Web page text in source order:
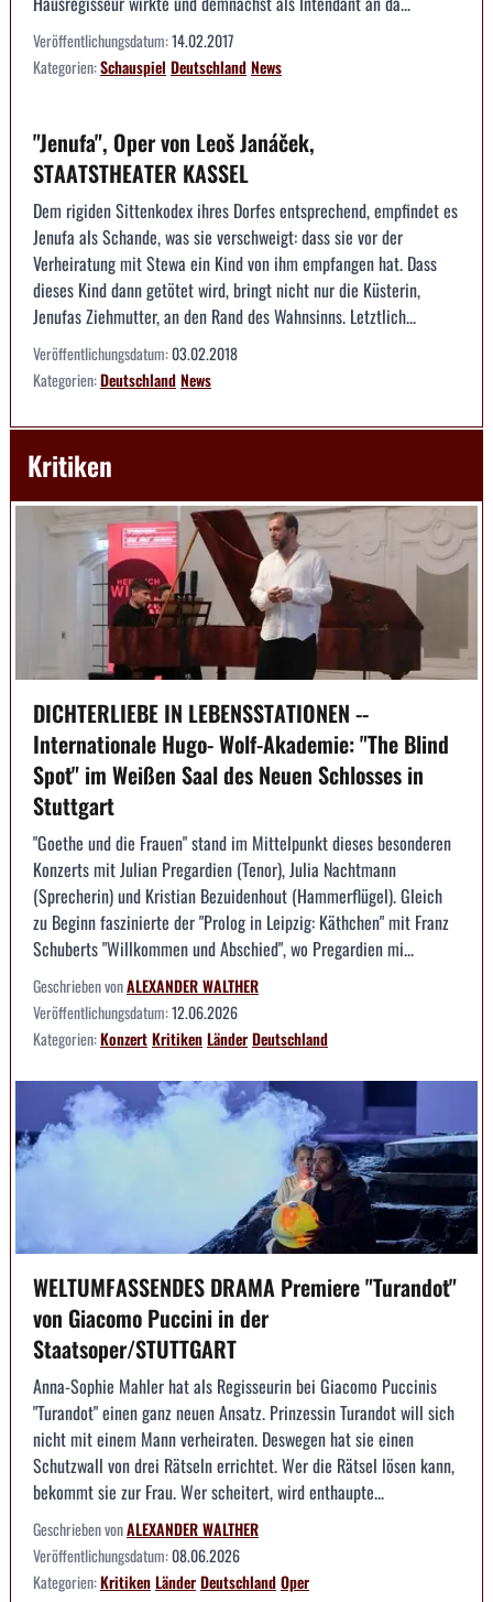
Veröffentlichungsdatum:14.02.2017
Kategorien:Schauspiel DeutschlandNews
"Jenufa", Oper von Leoš Janáček,
STAATSTHEATER KASSEL
Dem rigiden Sittenkodex ihres Dorfes entsprechend, empfindet es
Jenufa als Schande, was sie verschweigt: dass sie vor der
Verheiratung mit Stewa ein Kind von ihm empfangen hat. Dass
dieses Kind dann getötet wird, bringt nicht nur die Küsterin,
Jenufas Ziehmutter, an den Rand des Wahnsinns. Letztlich...
Veröffentlichungsdatum:03.02.2018
Kategorien:DeutschlandNews
Kritiken
DICHTERLIEBE IN LEBENSSTATIONEN --
Internationale Hugo- Wolf-Akademie: "The Blind
Spot" im Weißen Saal des Neuen Schlosses in
Stuttgart
"Goethe und die Frauen" stand im Mittelpunkt dieses besonderen
Konzerts mit Julian Pregardien (Tenor), Julia Nachtmann
(Sprecherin) und Kristian Bezuidenhout (Hammerflügel). Gleich
zu Beginn faszinierte der "Prolog in Leipzig: Käthchen" mit Franz
Schuberts "Willkommen und Abschied", wo Pregardien mi...
Geschrieben vonALEXANDER WALTHER
Veröffentlichungsdatum:12.06.2026
Kategorien:KonzertKritikenLänderDeutschland
WELTUMFASSENDES DRAMA Premiere "Turandot"
von Giacomo Puccini in der
Staatsoper/STUTTGART
Anna-Sophie Mahler hat als Regisseurin bei Giacomo Puccinis
"Turandot" einen ganz neuen Ansatz. Prinzessin Turandot will sich
nicht mit einem Mann verheiraten. Deswegen hat sie einen
Schutzwall von drei Rätseln errichtet. Wer die Rätsel lösen kann,
bekommt sie zur Frau. Wer scheitert, wird enthaupte...
Geschrieben vonALEXANDER WALTHER
Veröffentlichungsdatum:08.06.2026
Kategorien:KritikenLänderDeutschlandOper